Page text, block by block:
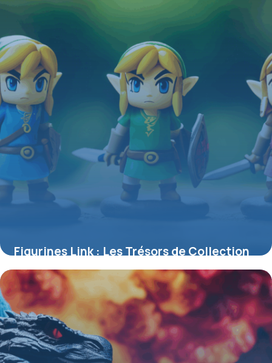
4 juillet 2025
Figurines Link : Les Trésors de Collection
Inspirés par The Legend of Zelda
4 juillet 2025